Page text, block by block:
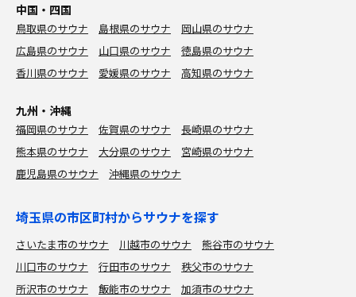
中国・四国
鳥取県のサウナ 島根県のサウナ
岡山県のサウナ
広島県のサウナ
山口県のサウナ
徳島県のサウナ
香川県のサウナ
愛媛県のサウナ 高知県のサウナ
九州・沖縄
福岡県のサウナ 佐賀県のサウナ
長崎県のサウナ
熊本県のサウナ
大分県のサウナ
宮崎県のサウナ
鹿児島県のサウナ
沖縄県のサウナ
埼玉県の市区町村からサウナを探す
さいたま市のサウナ 川越市のサウナ
熊谷市のサウナ
川口市のサウナ
行田市のサウナ
秩父市のサウナ
所沢市のサウナ
飯能市のサウナ
加須市のサウナ